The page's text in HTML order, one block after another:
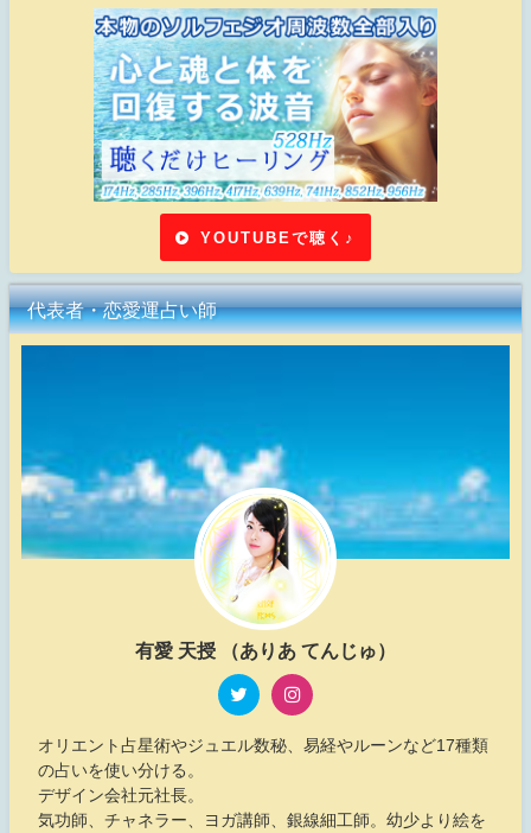
YOUTUBEで聴く♪
代表者・恋愛運占い師
有愛 天授 （ありあ てんじゅ）
オリエント占星術やジュエル数秘、易経やルーンなど17種類
の占いを使い分ける。
デザイン会社元社長。
気功師、チャネラー、ヨガ講師、銀線細工師。幼少より絵を